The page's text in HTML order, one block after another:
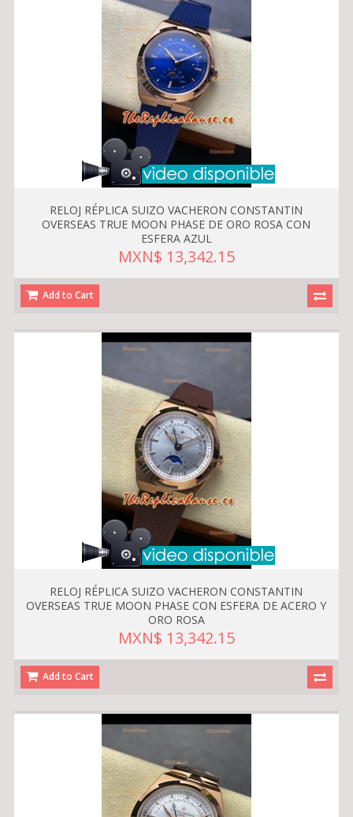
RELOJ RÉPLICA SUIZO VACHERON CONSTANTIN
OVERSEAS TRUE MOON PHASE DE ORO ROSA CON
ESFERA AZUL
MXN$ 13,342.15
Add to Cart
RELOJ RÉPLICA SUIZO VACHERON CONSTANTIN
OVERSEAS TRUE MOON PHASE CON ESFERA DE ACERO Y
ORO ROSA
MXN$ 13,342.15
Add to Cart